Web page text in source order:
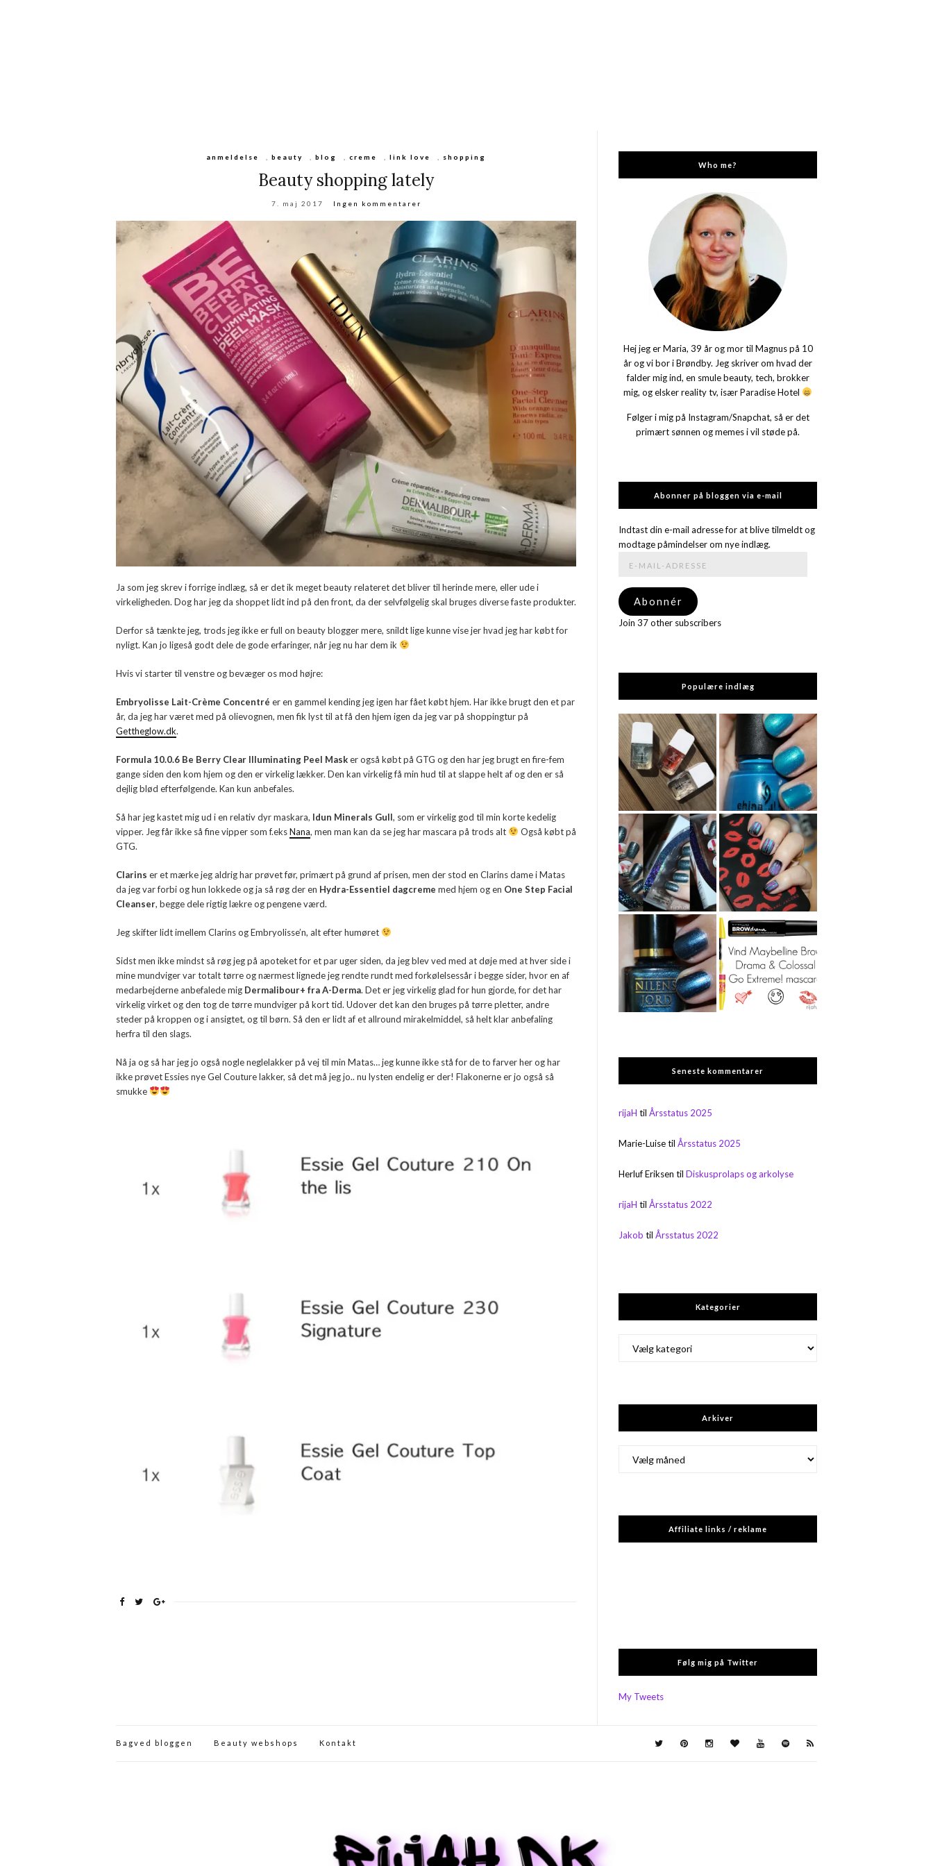
anmeldelse ,beauty ,blog ,creme ,link love shopping
Beauty shopping lately
7. maj 2017 Ingen kommentarer
Ja som jeg skrev i forrige indlæg, så er det ik meget beauty relateret det bliver til herinde mere, eller ude i
virkeligheden. Dog har jeg da shoppet lidt ind på den front, da der selvfølgelig skal bruges diverse faste produkter.
Derfor så tænkte jeg, trods jeg ikke er full on beauty blogger mere, snildt lige kunne vise jer hvad jeg har købt for
nyligt. Kan jo ligeså godt dele de gode erfaringer, når jeg nu har dem ik
Hvis vi starter til venstre og bevæger os mod højre:
Embryolisse Lait-Crème Concentré er en gammel kending jeg igen har fået købt hjem. Har ikke brugt den et par
år, da jeg har været med på olievognen, men fik lyst til at få den hjem igen da jeg var på shoppingtur på
Gettheglow.dk.
Formula 10.0.6 Be Berry Clear Illuminating Peel Masker også købt på GTG og den har jeg brugt en fire-fem
gange siden den kom hjem og den er virkelig lækker. Den kan virkelig få min hud til at slappe helt af og den er så
dejlig blød efterfølgende. Kan kun anbefales.
Så har jeg kastet mig ud i en relativ dyr maskara, Idun Minerals Gull, som er virkelig god til min korte kedelig
vipper. Jeg får ikke så fine vipper som f.eksNana, men man kan da se jeg har mascara på trods alt
Også købt på
GTG.
Clarins er et mærke jeg aldrig har prøvet før, primært på grund af prisen, men der stod en Clarins dame i Matas
da jeg var forbi og hun lokkede og ja så røg der en Hydra-Essentiel dagcreme med hjem og en One Step Facial
Cleanser, begge dele rigtig lækre og pengene værd.
Jeg skifter lidt imellem Clarins og Embryolisse’n, alt efter humøret
Sidst men ikke mindst så røg jeg på apoteket for et par uger siden, da jeg blev ved med at døje med at hver side i
mine mundviger var totalt tørre og nærmest lignede jeg rendte rundt med forkølelsessår i begge sider, hvor en af
medarbejderne anbefalede mig Dermalibour+ fra A-Derma. Det er jeg virkelig glad for hun gjorde, for det har
virkelig virket og den tog de tørre mundviger på kort tid. Udover det kan den bruges på tørre pletter, andre
steder på kroppen og i ansigtet, og til børn. Så den er lidt af et allround mirakelmiddel, så helt klar anbefaling
herfra til den slags.
Nå ja og så har jeg jo også nogle neglelakker på vej til min Matas… jeg kunne ikke stå for de to farver her og har
ikke prøvet Essies nye Gel Couture lakker, så det må jeg jo.. nu lysten endelig er der! Flakonerne er jo også så
smukke
Who me?
Hej jeg er Maria, 39 år og mor til Magnus på 10
år og vi bor i Brøndby. Jeg skriver om hvad der
falder mig ind, en smule beauty, tech, brokker
mig, og elsker reality tv, især Paradise Hotel
Følger i mig på Instagram/Snapchat, så er det
primært sønnen og memes i vil støde på.
Abonner på bloggen via e-mail
Indtast din e-mail adresse for at blive tilmeldt og
modtage påmindelser om nye indlæg.
adresse
Abonnér
Join 37 other subscribers
Populære indlæg
Seneste kommentarer
rijaH tilÅrsstatus 2025
Marie-LuisetilÅrsstatus 2025
Herluf Eriksen tilDiskusprolaps og arkolyse
rijaH tilÅrsstatus 2022
Jakob tilÅrsstatus 2022
Kategorier
Arkiver
Affiliate links / reklame
Følg mig på Twitter
My Tweets
Bagved bloggen Beauty webshops Kontakt